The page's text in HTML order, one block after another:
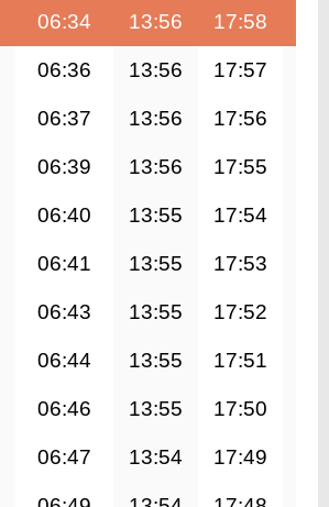
06:34 13:56 17:58
06:36 13:56 17:57
06:37 13:56 17:56
06:39 13:56 17:55
06:40 13:55 17:54
06:41 13:55 17:53
06:43 13:55 17:52
06:44 13:55 17:51
06:46 13:55 17:50
06:47 13:54 17:49